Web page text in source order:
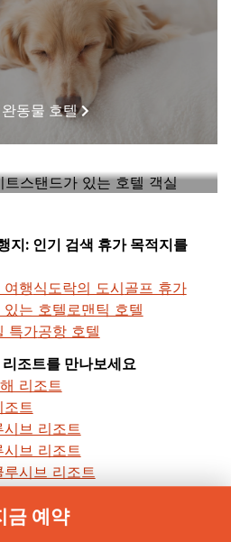
금 예약
동물 호텔
지: 인기 검색 휴가 목적지를
여행식도락의 도시골프 휴가
는 호텔 로맨틱 호텔
특가공항 호텔
조트를 만나보세요
리조트
트
브 리조트
브 리조트
시브 리조트
루시브 리조트
야외 어드벤처